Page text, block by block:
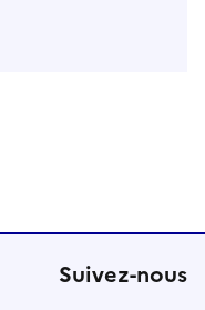
Suivez-nous